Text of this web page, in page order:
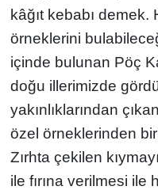
kâğıt kebabı
örneklerini
içinde bulunan Pöç
doğu illerimizde
yakınlıklarından
özel örneklerinden
Zırhta çekilen
ile fırına verilmesi